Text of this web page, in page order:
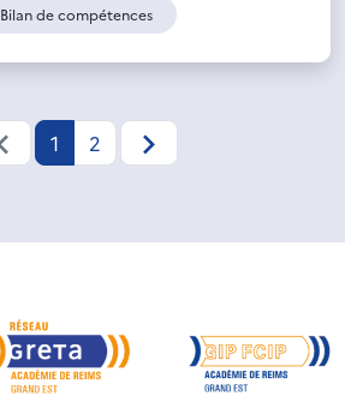
Bilan de compétences
1 2